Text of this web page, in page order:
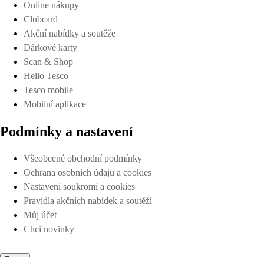
Online nákupy
Clubcard
Akční nabídky a soutěže
Dárkové karty
Scan & Shop
Hello Tesco
Tesco mobile
Mobilní aplikace
Podmínky a nastavení
Všeobecné obchodní podmínky
Ochrana osobních údajů a cookies
Nastavení soukromí a cookies
Pravidla akčních nabídek a soutěží
Můj účet
Chci novinky